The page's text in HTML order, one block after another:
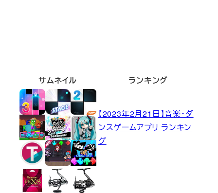
サムネイル ランキング
【2023年2月21日】音楽・ダ
ンスゲームアプリ ランキン
グ